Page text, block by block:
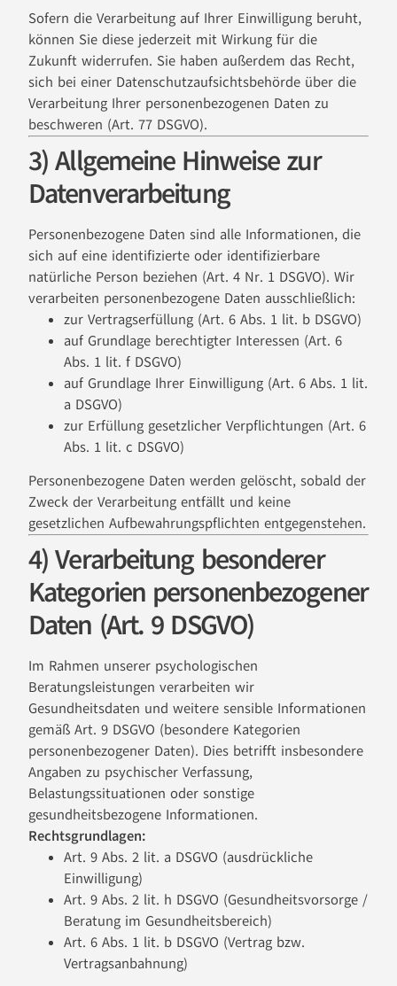
Sofern die Verarbeitung auf Ihrer Einwilligung beruht,
können Sie diese jederzeit mit Wirkung für die
Zukunft widerrufen. Sie haben außerdem das Recht,
sich bei einer Datenschutzaufsichtsbehörde über die
Verarbeitung Ihrer personenbezogenen Daten zu
beschweren (Art. 77 DSGVO).
3) Allgemeine Hinweise zur
Datenverarbeitung
Personenbezogene Daten sind alle Informationen, die
sich auf eine identifizierte oder identifizierbare
natürliche Person beziehen (Art. 4 Nr. 1 DSGVO). Wir
verarbeiten personenbezogene Daten ausschließlich:
zur Vertragserfüllung (Art. 6 Abs. 1 lit. b DSGVO)
auf Grundlage berechtigter Interessen (Art. 6
Abs. 1 lit. f DSGVO)
auf Grundlage Ihrer Einwilligung (Art. 6 Abs. 1 lit.
a DSGVO)
zur Erfüllung gesetzlicher Verpflichtungen (Art. 6
Abs. 1 lit. c DSGVO)
Personenbezogene Daten werden gelöscht, sobald der
Zweck der Verarbeitung entfällt und keine
gesetzlichen Aufbewahrungspflichten entgegenstehen.
4) Verarbeitung besonderer
Kategorien personenbezogener
Daten (Art. 9 DSGVO)
Im Rahmen unserer psychologischen
Beratungsleistungen verarbeiten wir
Gesundheitsdaten und weitere sensible Informationen
gemäß Art. 9 DSGVO (besondere Kategorien
personenbezogener Daten). Dies betrifft insbesondere
Angaben zu psychischer Verfassung,
Belastungssituationen oder sonstige
gesundheitsbezogene Informationen.
Rechtsgrundlagen:
Art. 9 Abs. 2 lit. a DSGVO (ausdrückliche
Einwilligung)
Art. 9 Abs. 2 lit. h DSGVO (Gesundheitsvorsorge /
Beratung im Gesundheitsbereich)
Art. 6 Abs. 1 lit. b DSGVO (Vertrag bzw.
Vertragsanbahnung)